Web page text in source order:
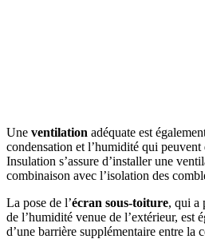
Une ventilation adéquate est
condensation et l’humidité qui peuvent
Insulation s’assure d’installer une
combinaison avec l’isolation des
La pose de l’écran sous-toiture, qui a
de l’humidité venue de l’extérieur, est
d’une barrière supplémentaire entre la